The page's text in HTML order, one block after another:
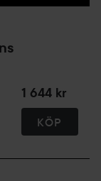
1 644 kr
KÖP